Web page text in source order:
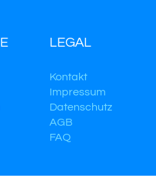
LEGAL
Kontakt
Impressum
Datenschutz
AGB
FAQ